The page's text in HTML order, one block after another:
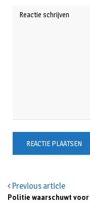
Previous article
Politie waarschuwt